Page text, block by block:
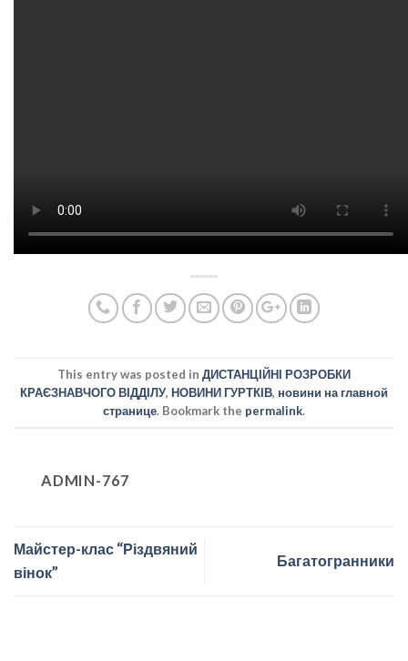
This entry was posted in ДИСТАНЦІЙНІ РОЗРОБКИ
КРАЄЗНАВЧОГО ВІДДІЛУ, НОВИНИ ГУРТКІВ, новини на главной
странице. Bookmark the permalink.
ADMIN-767
Майстер-клас “Різдвяний
вінок”
Багатогранники